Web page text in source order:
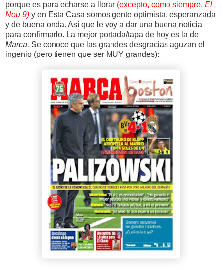
porque es para echarse a llorar (excepto, como siempre, El
Nou 9) y en Esta Casa somos gente optimista, esperanzada
y de buena onda. Así que le voy a dar una buena noticia
para confirmarlo. La mejor portada/tapa de hoy es la de
Marca. Se conoce que las grandes desgracias aguzan el
ingenio (pero tienen que ser MUY grandes):